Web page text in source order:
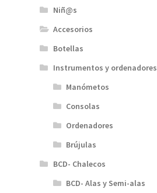
Niñ@s
Accesorios
Botellas
Instrumentos y ordenadores
Manómetos
Consolas
Ordenadores
Brújulas
BCD- Chalecos
BCD- Alas y Semi-alas